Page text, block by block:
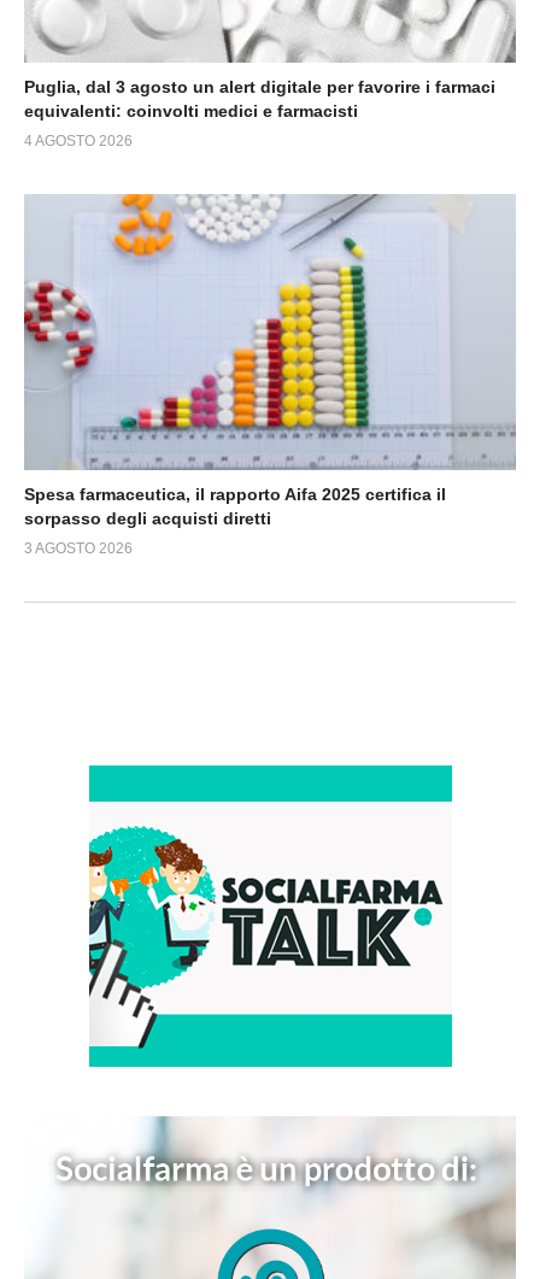
Puglia, dal 3 agosto un alert digitale per favorire i farmaci
equivalenti: coinvolti medici e farmacisti
4 AGOSTO 2026
Spesa farmaceutica, il rapporto Aifa 2025 certifica il
sorpasso degli acquisti diretti
3 AGOSTO 2026